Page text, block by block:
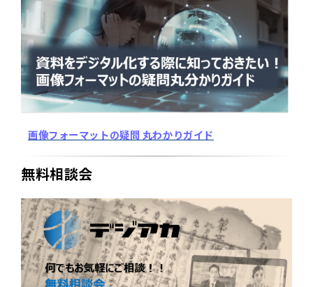
画像フォーマットの疑問 丸わかりガイド
無料相談会